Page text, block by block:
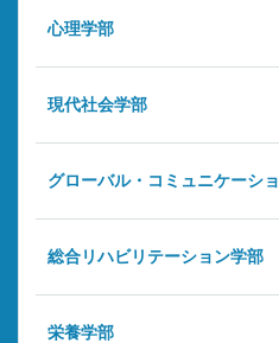
心理学部
現代社会学部
グローバル・コミュニケーシ
総合リハビリテーション学部
栄養学部